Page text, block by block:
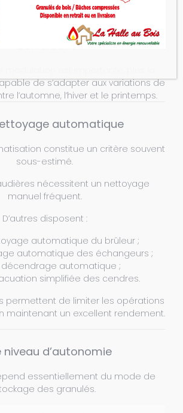
le rendement ;
durée de vie des composants.
✔ Bon à savoir
modulation est importante, plus la
de s’adapter aux variations de
l’automne, l’hiver et le printemps.
automatique
constitue un critère souvent
sous-estimé.
nécessitent un nettoyage
manuel fréquent.
D’autres disposent :
automatique du brûleur ;
automatique des échangeurs ;
décendrage automatique ;
simplifiée des cendres.
permettent de limiter les opérations
maintenant un excellent rendement.
niveau d’autonomie
essentiellement du mode de
des granulés.